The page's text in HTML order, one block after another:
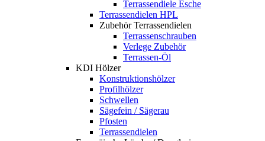
Terrassendiele Esche
Terrassendielen HPL
Zubehör Terrassendielen
Terrassenschrauben
Verlege Zubehör
Terrassen-Öl
KDI Hölzer
Konstruktionshölzer
Profilhölzer
Schwellen
Sägefein / Sägerau
Pfosten
Terrassendielen